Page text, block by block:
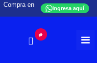
Compra en
Ingresa aquí
#